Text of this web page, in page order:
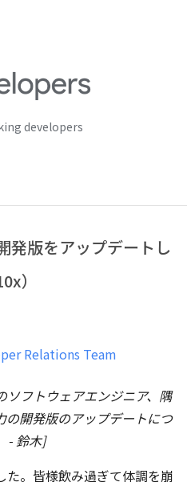
developers
発版をアップデートし
）
Relations Team
フトウェアエンジニア、隅
開発版のアップデートにつ
- 鈴木]
た。皆様飲み過ぎて体調を崩